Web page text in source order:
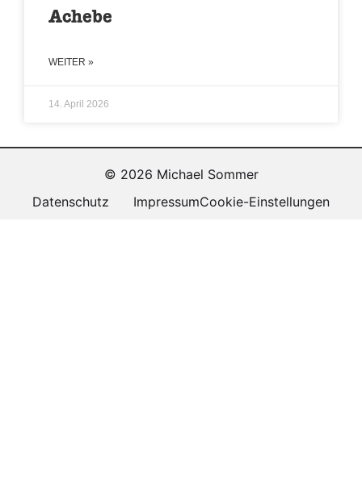
Achebe
WEITER »
14. April 2026
© 2026 Michael Sommer
Datenschutz
ImpressumCookie-Einstellungen